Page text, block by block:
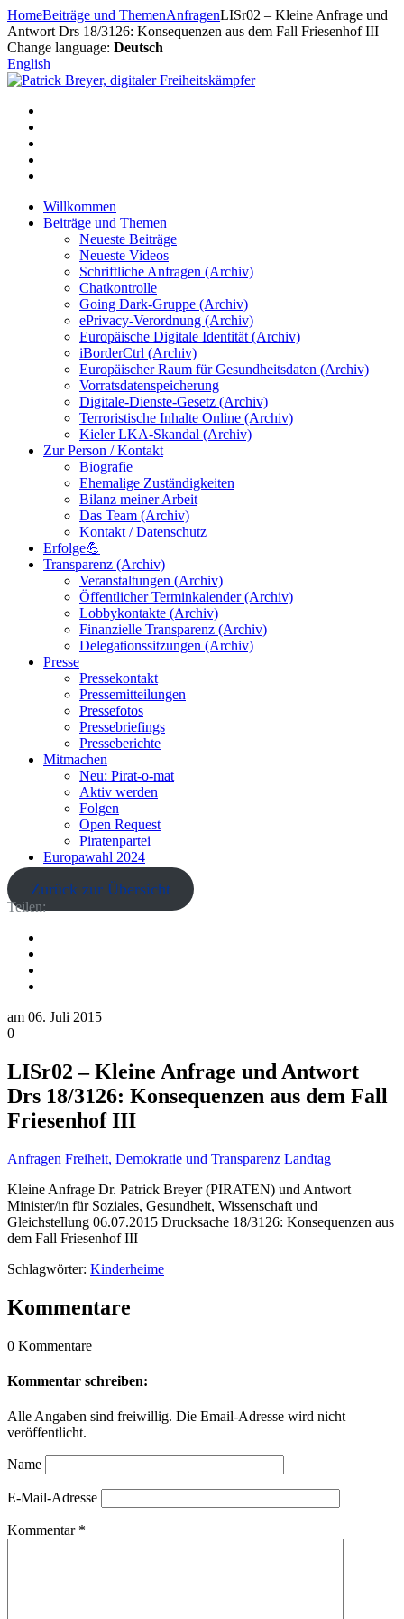
Zum
Inhalt
springen
HomeBeiträge und ThemenAnfragenLISr02 – Kleine Anfrage und
Antwort Drs 18/3126: Konsequenzen aus dem Fall Friesenhof III
Change language: Deutsch
English
Willkommen
Beiträge und Themen
Neueste Beiträge
Neueste Videos
Schriftliche Anfragen (Archiv)
Chatkontrolle
Going Dark-Gruppe (Archiv)
ePrivacy-Verordnung (Archiv)
Europäische Digitale Identität (Archiv)
iBorderCtrl (Archiv)
Europäischer Raum für Gesundheitsdaten (Archiv)
Vorratsdatenspeicherung
Digitale-Dienste-Gesetz (Archiv)
Terroristische Inhalte Online (Archiv)
Kieler LKA-Skandal (Archiv)
Zur Person / Kontakt
Biografie
Ehemalige Zuständigkeiten
Bilanz meiner Arbeit
Das Team (Archiv)
Kontakt / Datenschutz
Erfolge💪
Transparenz (Archiv)
Veranstaltungen (Archiv)
Öffentlicher Terminkalender (Archiv)
Lobbykontakte (Archiv)
Finanzielle Transparenz (Archiv)
Delegationssitzungen (Archiv)
Presse
Pressekontakt
Pressemitteilungen
Pressefotos
Pressebriefings
Presseberichte
Mitmachen
Neu: Pirat-o-mat
Aktiv werden
Folgen
Open Request
Piratenpartei
Europawahl 2024
Zurück zur Übersicht
Teilen:
am 06. Juli 2015
0
LISr02 – Kleine Anfrage und Antwort
Drs 18/3126: Konsequenzen aus dem Fall
Friesenhof III
Anfragen Freiheit, Demokratie und Transparenz Landtag
Kleine Anfrage Dr. Patrick Breyer (PIRATEN) und Antwort
Minister/in für Soziales, Gesundheit, Wissenschaft und
Gleichstellung 06.07.2015 Drucksache 18/3126: Konsequenzen aus
dem Fall Friesenhof III
Schlagwörter: Kinderheime
Kommentare
0 Kommentare
Kommentar schreiben:
Alle Angaben sind freiwillig. Die Email-Adresse wird nicht
veröffentlicht.
Name
E-Mail-Adresse
Kommentar *